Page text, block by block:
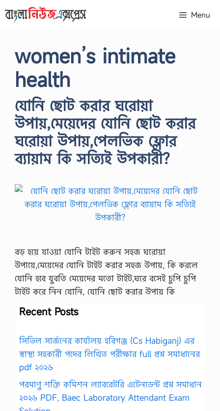
to
Menu
women’s intimate
health
যোনি ছোট করার ঘরোয়া
উপায়,মেয়েদের যোনি ছোট করার
ঘরোয়া উপায়,পেলভিক ফ্লোর
ব্যায়াম কি সত্যিই উপকারী?
বড় হয়ে যাওয়া যোনি টাইট করুন সহজ ঘরোয়া
উপায়ে,মেয়েদের যোনি টাইট করার সহজ উপায়, কি করলে
যোনি হবে যুবতি মেয়েদের মতো টাইট,ঘরে বসেই চুপি চুপি
টাইট করে নিন যোনি, যোনি ছোট করার উপায় কি
Recent Posts
সিভিল সার্জনের কার্যালয় হবিগঞ্জ (Cs Habiganj) এর
স্বাস্থ্য সহকারী পদের লিখিত পরীক্ষার full প্রশ্ন সমাধানের
pdf ২০২৬
পরমাণু শক্তি কমিশন ল্যাবরেটরি এটেনডেন্ট প্রশ্ন সমাধান
২০২৬ PDF, Baec Laboratory Attendant Exam